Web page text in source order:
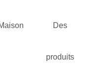
Des
produits